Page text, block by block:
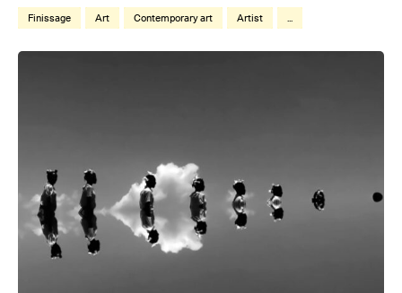
Finissage Art Contemporary art Artist ...